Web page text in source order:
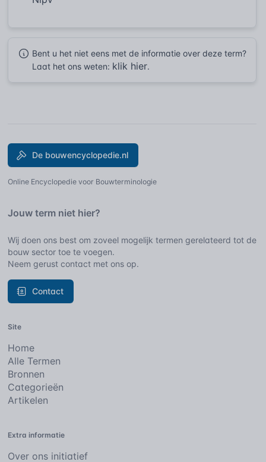
Bent u het niet eens met de informatie over deze term?
Laat het ons weten: klik hier.
De bouwencyclopedie.nl
Online Encyclopedie voor Bouwterminologie
Jouw term niet hier?
Wij doen ons best om zoveel mogelijk termen gerelateerd tot de
bouw sector toe te voegen.
Neem gerust contact met ons op.
Contact
Site
Home
Alle Termen
Bronnen
Categorieën
Artikelen
Extra informatie
Over ons initiatief